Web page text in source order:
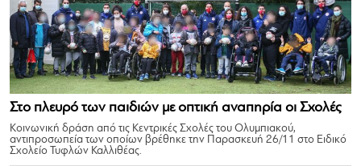
Στο πλευρό των παιδιών με οπτική αναπηρία οι Σχολές
Κοινωνική δράση από τις Κεντρικές Σχολές του Ολυμπιακού,
αντιπροσωπεία των οποίων βρέθηκε την Παρασκευή 26/11 στο Ειδικό
Σχολείο Τυφλών Καλλιθέας.